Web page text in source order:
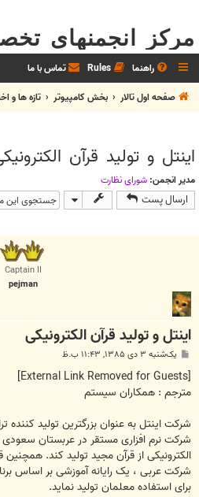
مرکز انجمنهای
راهنما Rules تماس با ما
صفحه اول تالار
بخش كامپيوتر تازه ها و
اینتل و تولید قرآن
مدیر انجمن: شوراي نظارت
ارسال پست
Captain II
pejman
اینتل و تولید قرآن الکترونیکی
ت
یک‌شنبه ۳ دی ۱۳۸۵, ۱۱:۴۳ ب.ظ
[External Link Removed for Guests]
مترجم : همكاران سيستم
شرکت اینتل به عنوان بزرگترین تولید کننده
شرکت نرم افزاری مستقر در عربستان
الکترونیکی از قرآن مجید تولید کند.
شرکت عربی ، یک رايانه آموزشی بر اساس
برای استفاده معلمان تولید نماید.